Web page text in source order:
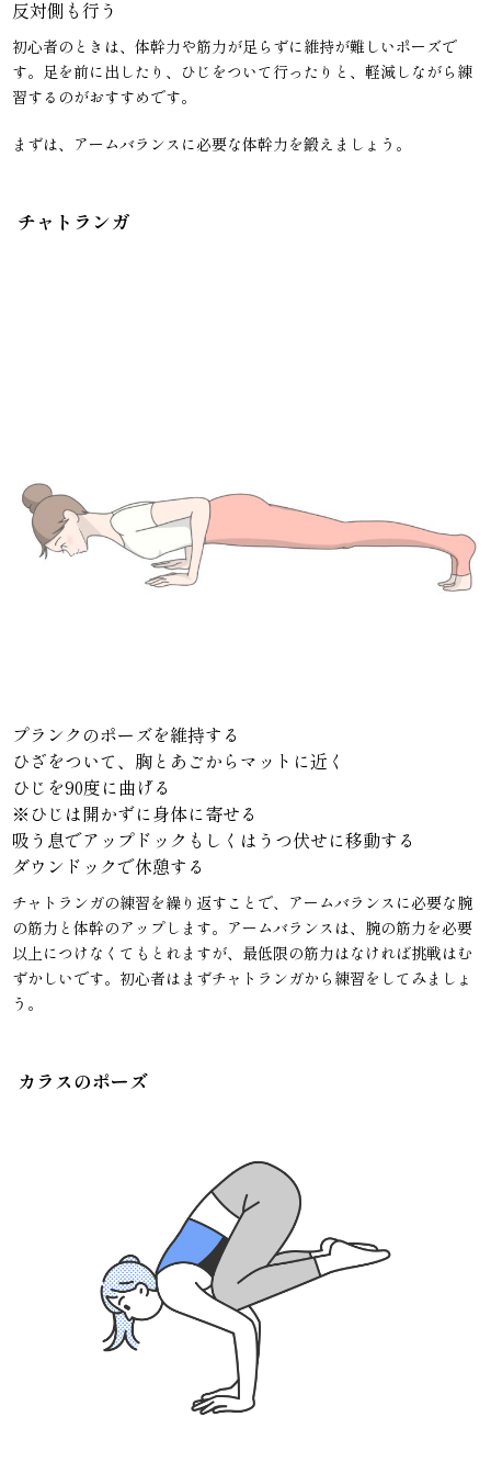
反対側も行う
初心者のときは、体幹力や筋力が足らずに維持が難しいポーズで
す。足を前に出したり、ひじをついて行ったりと、軽減しながら練
習するのがおすすめです。
まずは、アームバランスに必要な体幹力を鍛えましょう。
チャトランガ
プランクのポーズを維持する
ひざをついて、胸とあごからマットに近く
ひじを90度に曲げる
※ひじは開かずに身体に寄せる
吸う息でアップドックもしくはうつ伏せに移動する
ダウンドックで休憩する
チャトランガの練習を繰り返すことで、アームバランスに必要な腕
の筋力と体幹のアップします。アームバランスは、腕の筋力を必要
以上につけなくてもとれますが、最低限の筋力はなければ挑戦はむ
ずかしいです。初心者はまずチャトランガから練習をしてみましょ
う。
カラスのポーズ